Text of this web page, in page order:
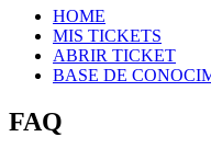
HOME
MIS TICKETS
ABRIR TICKET
BASE DE
FAQ